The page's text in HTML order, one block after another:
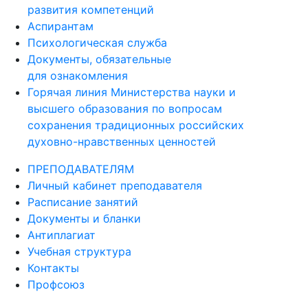
развития компетенций
Аспирантам
Психологическая служба
Документы, обязательные
для ознакомления
Горячая линия Министерства науки и
высшего образования по вопросам
сохранения традиционных российских
духовно-нравственных ценностей
ПРЕПОДАВАТЕЛЯМ
Личный кабинет преподавателя
Расписание занятий
Документы и бланки
Антиплагиат
Учебная структура
Контакты
Профсоюз